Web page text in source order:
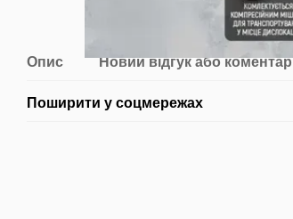
Опис Новий відгук або коментар
Поширити у соцмережах